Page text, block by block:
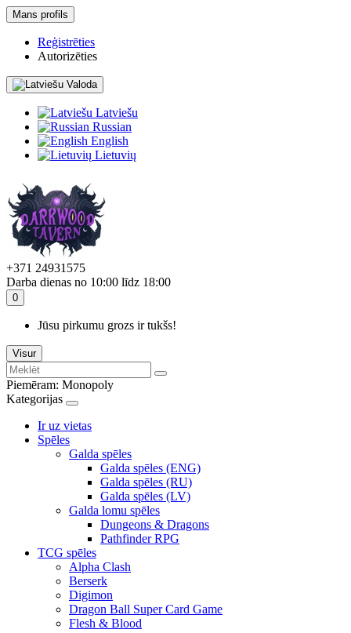
Mans profils
Reģistrēties
Autorizēties
Valoda
Latviešu
Russian
English
Lietuvių
+371 24931575
Darba dienas no 10:00 līdz 18:00
0
Jūsu pirkumu grozs ir tukšs!
Visur
Piemēram: Monopoly
Kategorijas
Ir uz vietas
Spēles
Galda spēles
Galda spēles (ENG)
Galda spēles (RU)
Galda spēles (LV)
Galda lomu spēles
Dungeons & Dragons
Pathfinder RPG
TCG spēles
Alpha Clash
Berserk
Digimon
Dragon Ball Super Card Game
Flesh & Blood